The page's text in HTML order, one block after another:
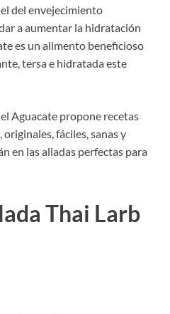
del envejecimiento
a aumentar la hidratación
es un alimento beneficioso
tersa e hidratada este
Aguacate propone recetas
fáciles, sanas y
en las aliadas perfectas para
Thai Larb